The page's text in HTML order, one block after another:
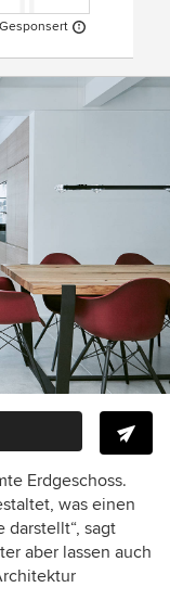
Gesponsert
Erdgeschoss.
was einen
darstellt“, sagt
aber lassen auch